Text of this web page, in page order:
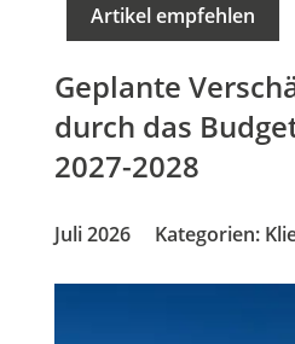
Artikel empfehlen
Geplante
durch das
2027-2028
Juli 2026 Kategorien: